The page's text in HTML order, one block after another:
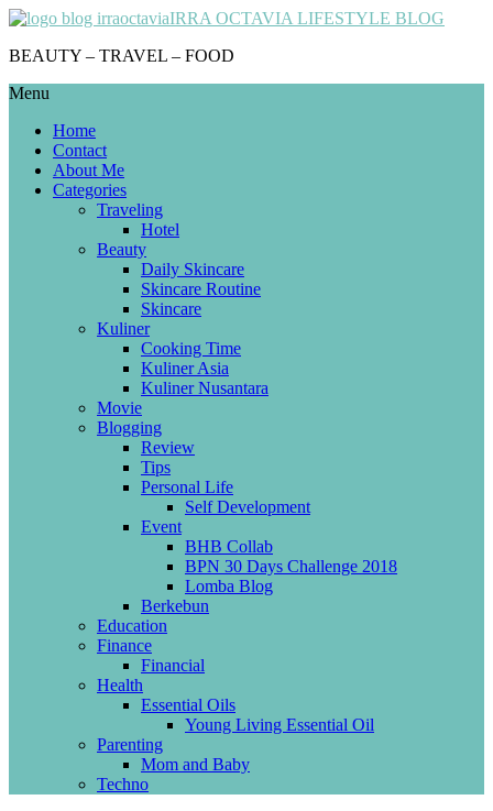
IRRA OCTAVIA LIFESTYLE BLOG
BEAUTY – TRAVEL – FOOD
Menu
Home
Contact
About Me
Categories
Traveling
Hotel
Beauty
Daily Skincare
Skincare Routine
Skincare
Kuliner
Cooking Time
Kuliner Asia
Kuliner Nusantara
Movie
Blogging
Review
Tips
Personal Life
Self Development
Event
BHB Collab
BPN 30 Days Challenge 2018
Lomba Blog
Berkebun
Education
Finance
Financial
Health
Essential Oils
Young Living Essential Oil
Parenting
Mom and Baby
Techno